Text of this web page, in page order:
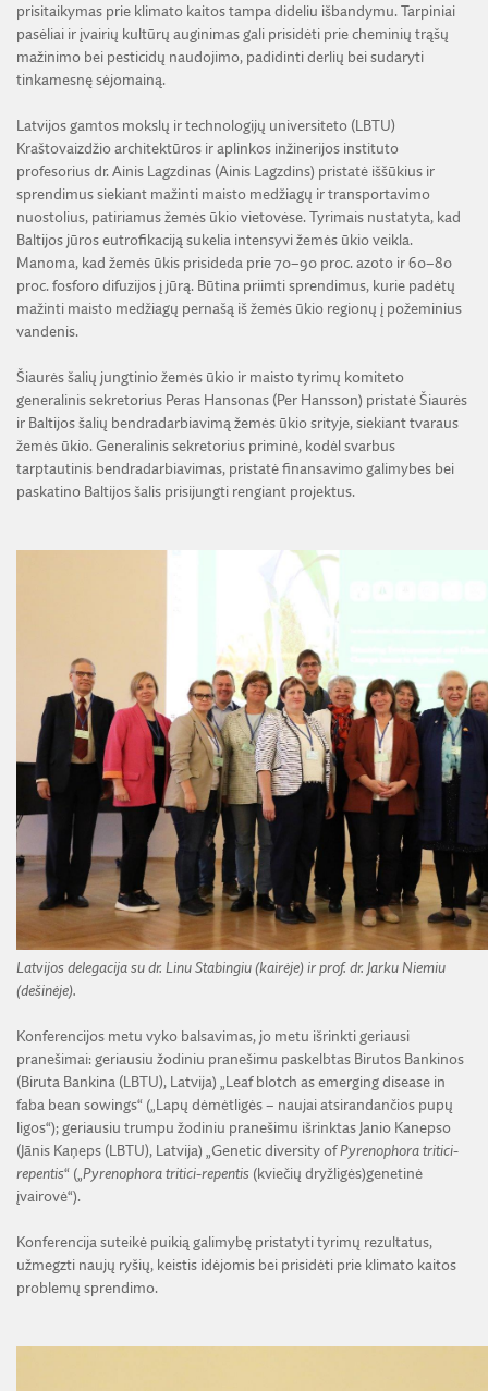
prisitaikymas prie klimato kaitos tampa dideliu išbandymu. Tarpiniai
pasėliai ir įvairių kultūrų auginimas gali prisidėti prie cheminių trąšų
mažinimo bei pesticidų naudojimo, padidinti derlių bei sudaryti
tinkamesnę sėjomainą.
Latvijos gamtos mokslų ir technologijų universiteto (LBTU)
Kraštovaizdžio architektūros ir aplinkos inžinerijos instituto
profesorius dr. Ainis Lagzdinas (Ainis Lagzdins) pristatė iššūkius ir
sprendimus siekiant mažinti maisto medžiagų ir transportavimo
nuostolius, patiriamus žemės ūkio vietovėse. Tyrimais nustatyta, kad
Baltijos jūros eutrofikaciją sukelia intensyvi žemės ūkio veikla.
Manoma, kad žemės ūkis prisideda prie 70–90 proc. azoto ir 60–80
proc. fosforo difuzijos į jūrą. Būtina priimti sprendimus, kurie padėtų
mažinti maisto medžiagų pernašą iš žemės ūkio regionų į požeminius
vandenis.
Šiaurės šalių jungtinio žemės ūkio ir maisto tyrimų komiteto
generalinis sekretorius Peras Hansonas (Per Hansson) pristatė Šiaurės
ir Baltijos šalių bendradarbiavimą žemės ūkio srityje, siekiant tvaraus
žemės ūkio. Generalinis sekretorius priminė, kodėl svarbus
tarptautinis bendradarbiavimas, pristatė finansavimo galimybes bei
paskatino Baltijos šalis prisijungti rengiant projektus.
Latvijos delegacija su dr. Linu Stabingiu (kairėje) ir prof. dr. Jarku Niemiu
(dešinėje).
Konferencijos metu vyko balsavimas, jo metu išrinkti geriausi
pranešimai: geriausiu žodiniu pranešimu paskelbtas Birutos Bankinos
(Biruta Bankina (LBTU), Latvija) „Leaf blotch as emerging disease in
faba bean sowings“ („Lapų dėmėtligės – naujai atsirandančios pupų
ligos“); geriausiu trumpu žodiniu pranešimu išrinktas Janio Kanepso
(Jānis Kaņeps (LBTU), Latvija) „Genetic diversity ofPyrenophora tritici-
repentis“ („ Pyrenophora tritici-repentis (kviečių dryžligės)genetinė
įvairovė“).
Konferencija suteikė puikią galimybę pristatyti tyrimų rezultatus,
užmegzti naujų ryšių, keistis idėjomis bei prisidėti prie klimato kaitos
problemų sprendimo.